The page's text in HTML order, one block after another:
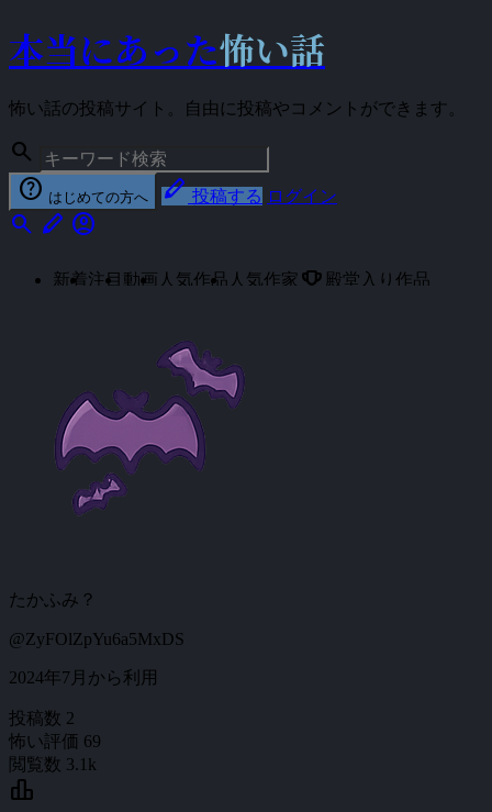
本当にあった怖い話
怖い話の投稿サイト。自由に投稿やコメントができます。
search
help はじめての方へ stylus 投稿する ログイン
search stylus account_circle
新着 注目 動画 人気作品 人気作家 emoji_events 殿堂入り作品
たかふみ？
@ZyFOlZpYu6a5MxDS
2024年7月から利用
投稿数 2
怖い評価 69
閲覧数 3.1k
leaderboard